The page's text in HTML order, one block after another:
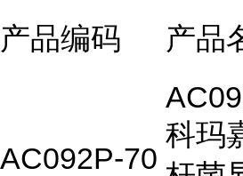
产品编码
产品
AC092P-70
科玛